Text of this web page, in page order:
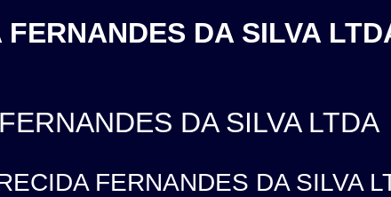
DA SILVA
DA SILVA LTDA
FERNANDES DA SILVA